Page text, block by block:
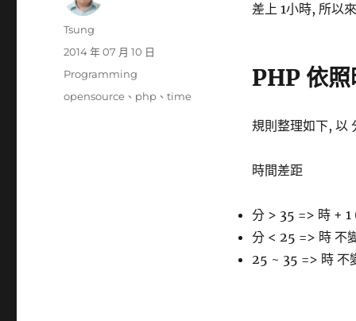
差上 1小時, 所以
PHP 依
規則整理如下, 以
時間差距
分 > 35 => 時 +
分 < 25 => 時 不
25 ~ 35 => 時 不
作
Tsung
發
期:
2014 年 07 月 10 日
分
Programming
標
opensource 、 php 、time